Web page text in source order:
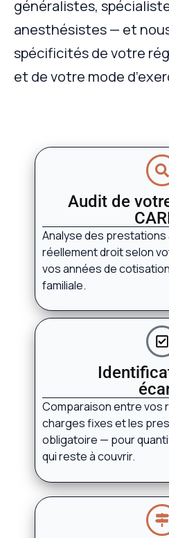
généralistes,
anesthésistes — et
spécificités de votre
et de votre mode
Audit de
Analyse des prestations
réellement droit selon
vos années de
familiale.
Comparaison entre vos
charges fixes et les
obligatoire — pour
qui reste à couvrir.